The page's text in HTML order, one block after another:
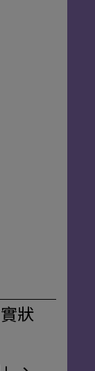
狀